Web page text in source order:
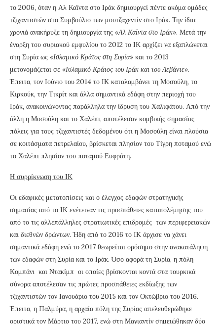
το 2006, όταν η Αλ Καϊντα στο Ιράκ δημιουργεί πέντε ακόμα ομάδες
τζιχαντιστών στο Συμβούλιο των μουτζαχεντίν στο Ιράκ. Την ίδια
χρονιά ανακήρυξε τη δημιουργία της «Αλ Καϊντα στο Ιράκ». Μετά την
έναρξη του συριακού εμφυλίου το 2012 το ΙΚ αρχίζει να εξαπλώνεται
στη Συρία ως «Ισλαμικό Κράτος στη Συρία» και το 2013
μετονομάζεται σε «Ισλαμικό Κράτος του Ιράκ και του Λεβάντε».
Έπειτα, τον Ιούνιο του 2014 το ΙΚ καταλαμβάνει τη Μοσούλη, το
Κιρκούκ, την Τικρίτ και άλλα σημαντικά εδάφη στην περιοχή του
Ιράκ, ανακοινώνοντας παράλληλα την ίδρυση του Χαλιφάτου. Από την
άλλη η Μοσούλη και το Χαλέπι, αποτέλεσαν κομβικής σημασίας
πόλεις για τους τζιχαντιστές δεδομένου ότι η Μοσούλη είναι πλούσια
σε κοιτάσματα πετρελαίου, βρίσκεται πλησίον του Τίγρη ποταμού ενώ
το Χαλέπι πλησίον του ποταμού Ευφράτη.
Η συρρίκνωση του IΚ
Οι εδαφικές μετατοπίσεις και ο έλεγχος εδαφών στρατηγικής
σημασίας από το ΙΚ ενέτειναν τις προσπάθειες καταπολέμησης του
από το τις αλλεπάλληλες στρατιωτικές επιδρομές των περιφερειακών
και διεθνών δρώντων. Ήδη από το 2016 το ΙΚ άρχισε να χάνει
σημαντικά εδάφη ενώ το 2017 θεωρείται ορόσημο στην ανακατάληψη
των εδαφών στη Συρία και το Ιράκ. Όσο αφορά τη Συρία, η πόλη
Κομπάνι και Ντακίμπ οι οποίες βρίσκονται κοντά στα τουρκικά
σύνορα αποτέλεσαν τις πρώτες προσπάθειες εκδίωξης των
τζιχαντιστών τον Ιανουάριο του 2015 και τον Οκτώβριο του 2016.
Έπειτα, η Παλμύρα, η αρχαία πόλη της Συρίας απελευθερώθηκε
οριστικά τον Μάρτιο του 2017, ενώ στη Μαγιαντίν σημειώθηκαν δύο